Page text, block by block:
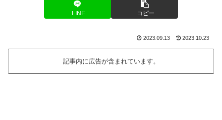
LINE コピー
2023.09.13 2023.10.23
記事内に広告が含まれています。